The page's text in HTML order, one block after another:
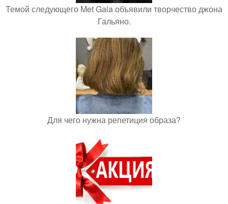
Темой следующего Met Gala объявили творчество джона
Гальяно.
Для чего нужна репетиция образа?